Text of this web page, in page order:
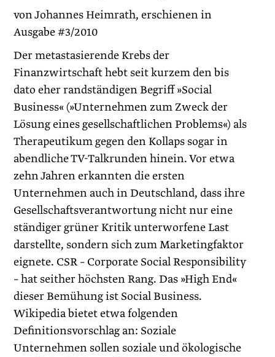
von Johannes Heimrath, erschienen in
Ausgabe #3/2010
Der metastasierende Krebs der
Finanzwirtschaft hebt seit kurzem den bis
dato eher randständigen Begriff »Social
Business« (»Unternehmen zum Zweck der
Lösung eines gesellschaftlichen Problems«) als
Therapeutikum gegen den Kollaps sogar in
abendliche TV-Talkrunden hinein. Vor etwa
zehn Jahren erkannten die ersten
Unternehmen auch in Deutschland, dass ihre
Gesellschaftsverantwortung nicht nur eine
ständiger grüner Kritik unterworfene Last
darstellte, sondern sich zum Marketingfaktor
eignete. CSR – Corporate Social Responsibility
– hat seither höchsten Rang. Das »High End«
dieser Bemühung ist Social Business.
Wikipedia bietet etwa folgenden
Definitionsvorschlag an: Soziale
Unternehmen sollen soziale und ökologische